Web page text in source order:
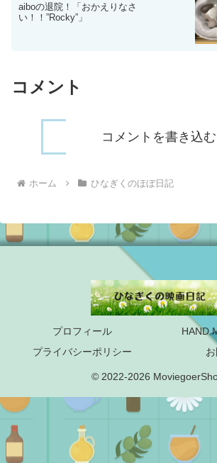
aiboの退院！「おかえりなさ
い！！”Rocky”」
コメント
コメントを書き込む
ホーム ひなぎくのほぼ日記
プロフィール
HAND
プライバシーポリシー
© 2022-2026